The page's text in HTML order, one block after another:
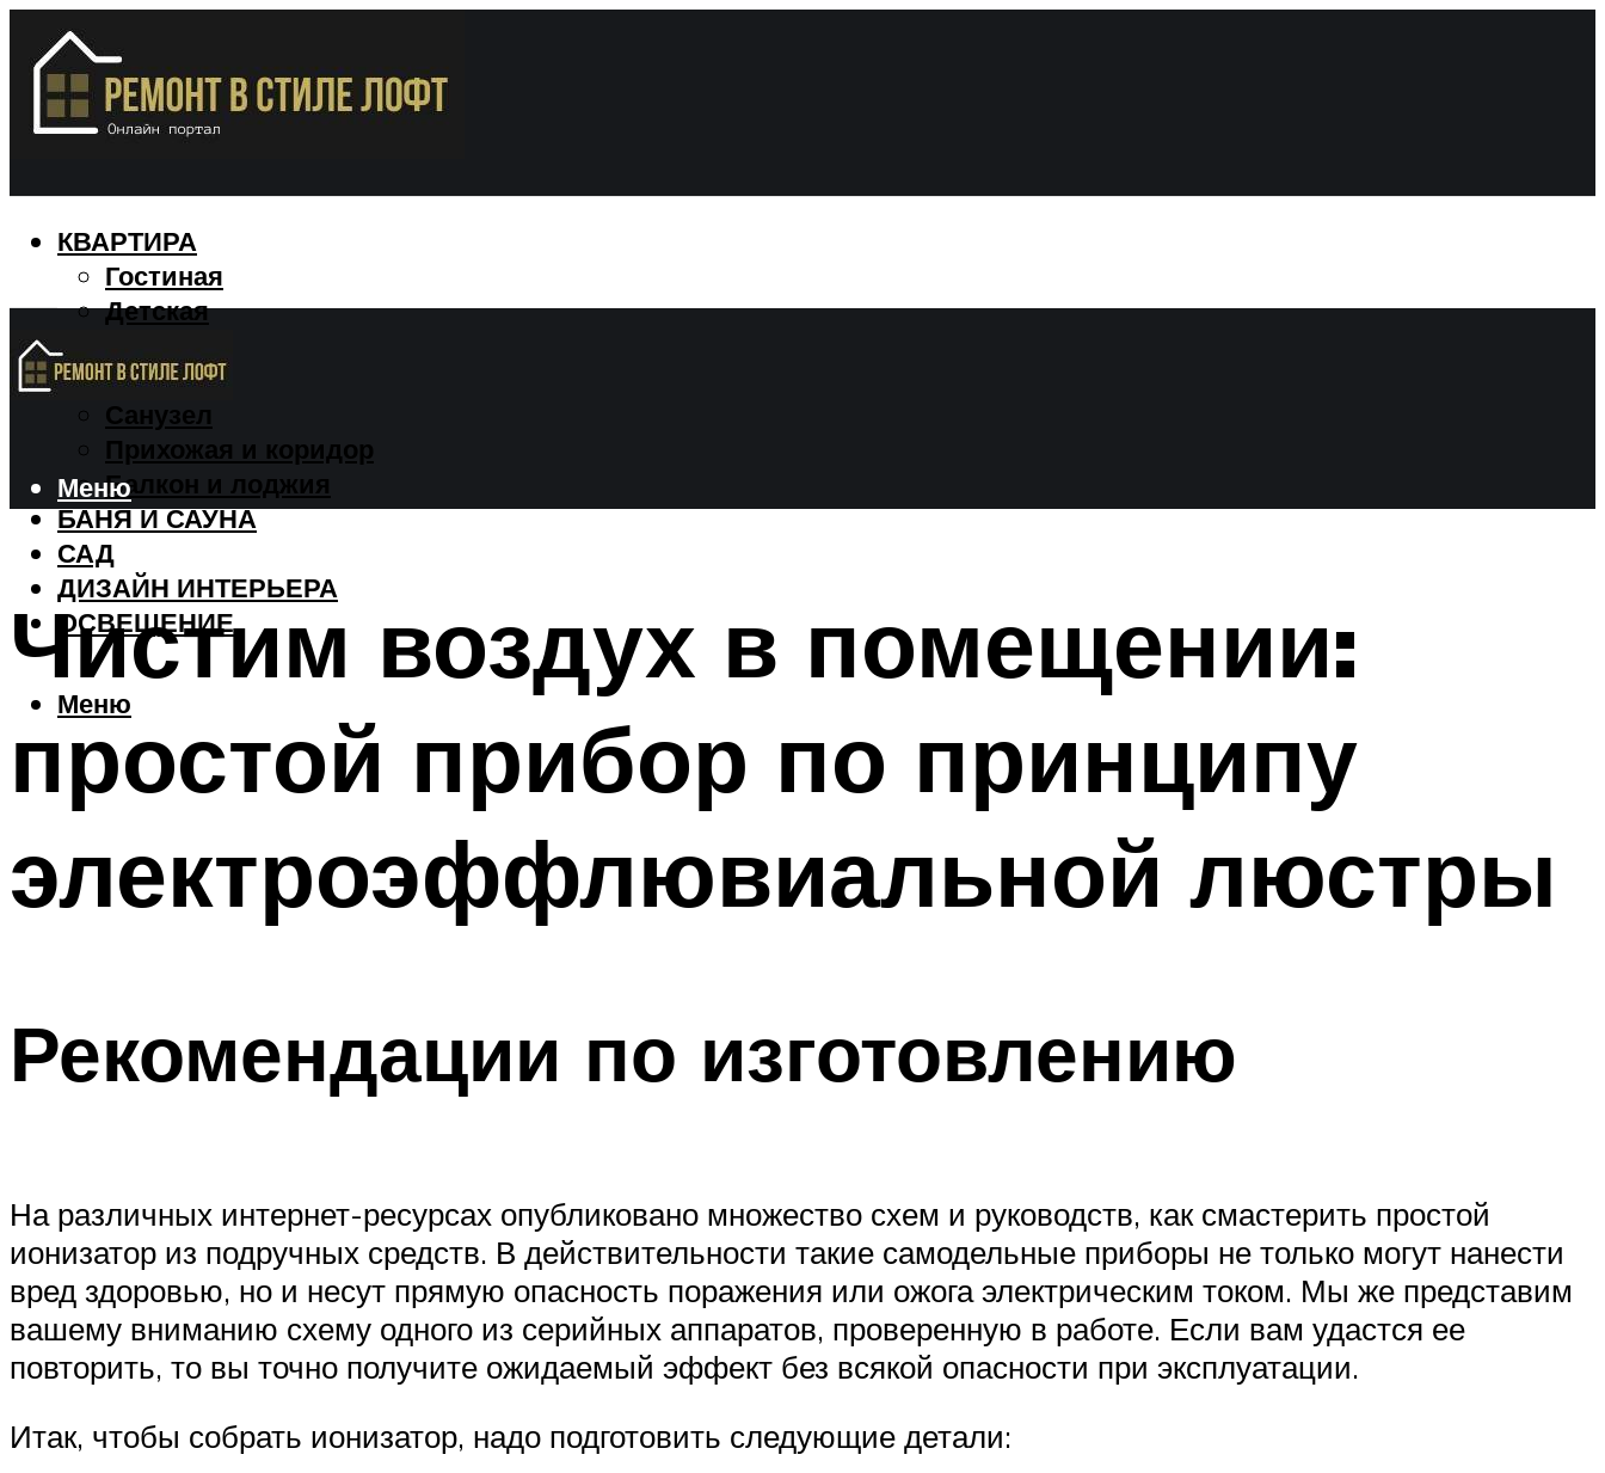
КВАРТИРА
Гостиная
Детская
Спальня
Санузел
Прихожая и коридор
Балкон и лоджия
БАНЯ И САУНА
САД
ДИЗАЙН ИНТЕРЬЕРА
ОСВЕЩЕНИЕ
Меню
Меню
Чистим воздух в помещении:
простой прибор по принципу
электроэффлювиальной люстры
Рекомендации по изготовлению
На различных интернет-ресурсах опубликовано множество схем и руководств, как смастерить простой
ионизатор из подручных средств. В действительности такие самодельные приборы не только могут нанести
вред здоровью, но и несут прямую опасность поражения или ожога электрическим током. Мы же представим
вашему вниманию схему одного из серийных аппаратов, проверенную в работе. Если вам удастся ее
повторить, то вы точно получите ожидаемый эффект без всякой опасности при эксплуатации.
Итак, чтобы собрать ионизатор, надо подготовить следующие детали: